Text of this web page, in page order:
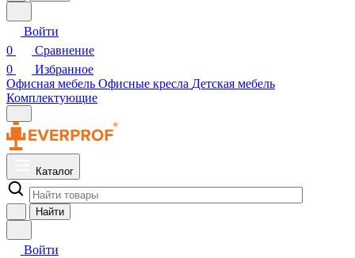
Войти
0
Сравнение
0
Избранное
Офисная мебель Офисные кресла Детская мебель
Комплектующие
Каталог
Найти
Войти